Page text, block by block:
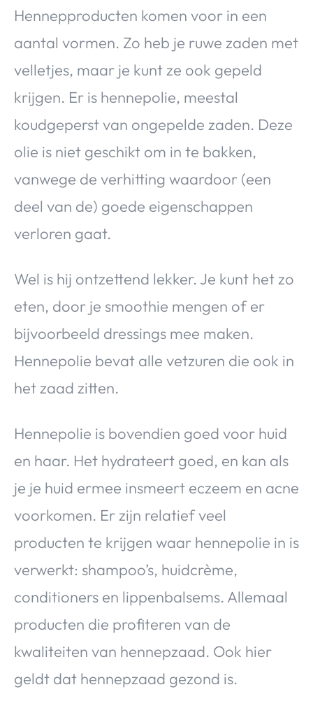
Hennepproducten komen voor in een
aantal vormen. Zo heb je ruwe zaden met
velletjes, maar je kunt ze ook gepeld
krijgen. Er is hennepolie, meestal
koudgeperst van ongepelde zaden. Deze
olie is niet geschikt om in te bakken,
vanwege de verhitting waardoor (een
deel van de) goede eigenschappen
verloren gaat.
Wel is hij ontzettend lekker. Je kunt het zo
eten, door je smoothie mengen of er
bijvoorbeeld dressings mee maken.
Hennepolie bevat alle vetzuren die ook in
het zaad zitten.
Hennepolie is bovendien goed voor huid
en haar. Het hydrateert goed, en kan als
je je huid ermee insmeert eczeem en acne
voorkomen. Er zijn relatief veel
producten te krijgen waar hennepolie in is
verwerkt: shampoo’s, huidcrème,
conditioners en lippenbalsems. Allemaal
producten die profiteren van de
kwaliteiten van hennepzaad. Ook hier
geldt dat hennepzaad gezond is.